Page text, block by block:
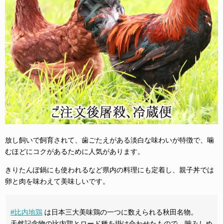
放し飼いで飼育されて、歯ごたえがある淡白な味わいが特徴で、噛
むほどにコクがあるために人気があります。
きりたんぽ鍋にも使われるなど県内の料理にも定着し、親子丼では
卵と肉を味わえて美味しいです。
#比内地鶏 は日本三大美味鶏の一つに数えられる秋田名物。